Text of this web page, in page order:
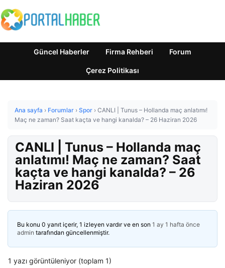
Güncel Haberler Firma Rehberi Forum
Çerez Politikası
Ana sayfa › Forumlar › Spor › CANLI | Tunus – Hollanda maç anlatımı!
Maç ne zaman? Saat kaçta ve hangi kanalda? – 26 Haziran 2026
CANLI | Tunus – Hollanda maç
anlatımı! Maç ne zaman? Saat
kaçta ve hangi kanalda? – 26
Haziran 2026
Bu konu 0 yanıt içerir, 1 izleyen vardır ve en son 1 ay 1 hafta önce
admin tarafından güncellenmiştir.
1 yazı görüntüleniyor (toplam 1)